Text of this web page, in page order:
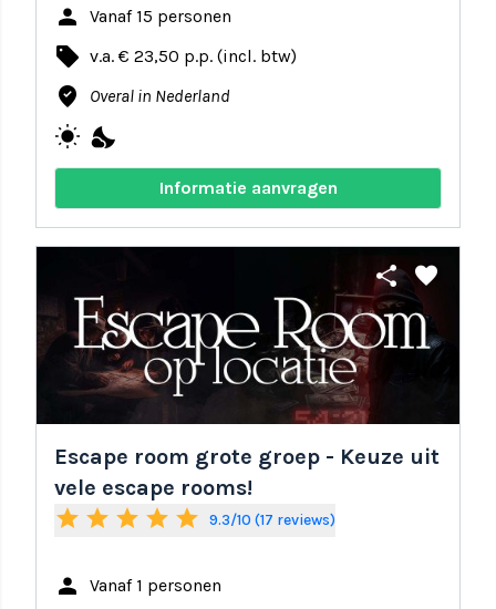
person Vanaf 15 personen
local_offer v.a. € 23,50 p.p. (incl. btw)
where_to_vote Overal in Nederland
wb_sunny nights_stay
Informatie aanvragen
share favorite
Escape room grote groep - Keuze uit
vele escape rooms!
star star star star star 9.3/10 (17 reviews)
person Vanaf 1 personen